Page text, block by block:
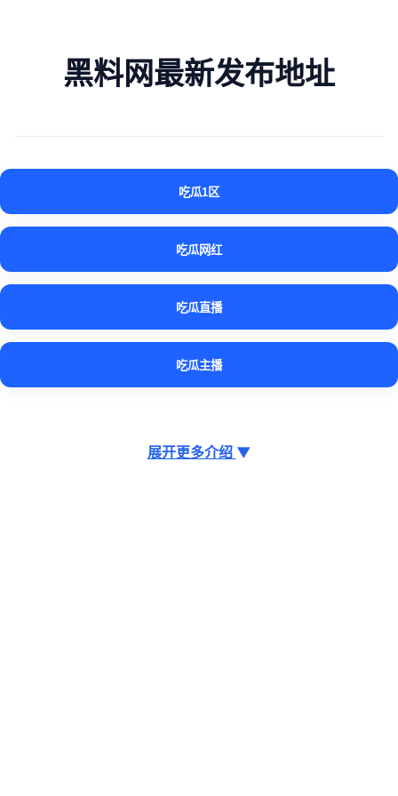
黑料网最新发布地址
吃瓜1区
吃瓜网红
吃瓜直播
吃瓜主播
展开更多介绍 ▼